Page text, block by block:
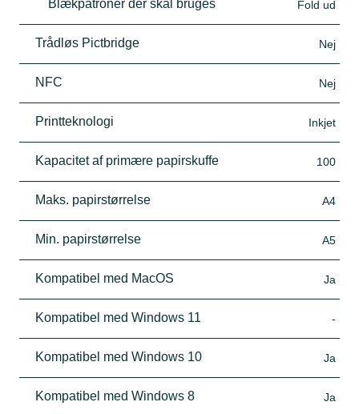
Blækpatroner der skal bruges Fold ud
Trådløs Pictbridge Nej
NFC Nej
Printteknologi Inkjet
Kapacitet af primære papirskuffe 100
Maks. papirstørrelse A4
Min. papirstørrelse A5
Kompatibel med MacOS Ja
Kompatibel med Windows 11 -
Kompatibel med Windows 10 Ja
Kompatibel med Windows 8 Ja